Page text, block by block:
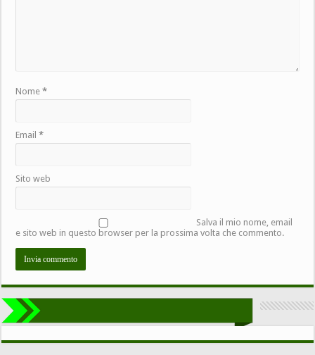
Nome*
Email*
Sito web
Salva il mio nome, email
e sito web in questo browser per la prossima volta che commento.